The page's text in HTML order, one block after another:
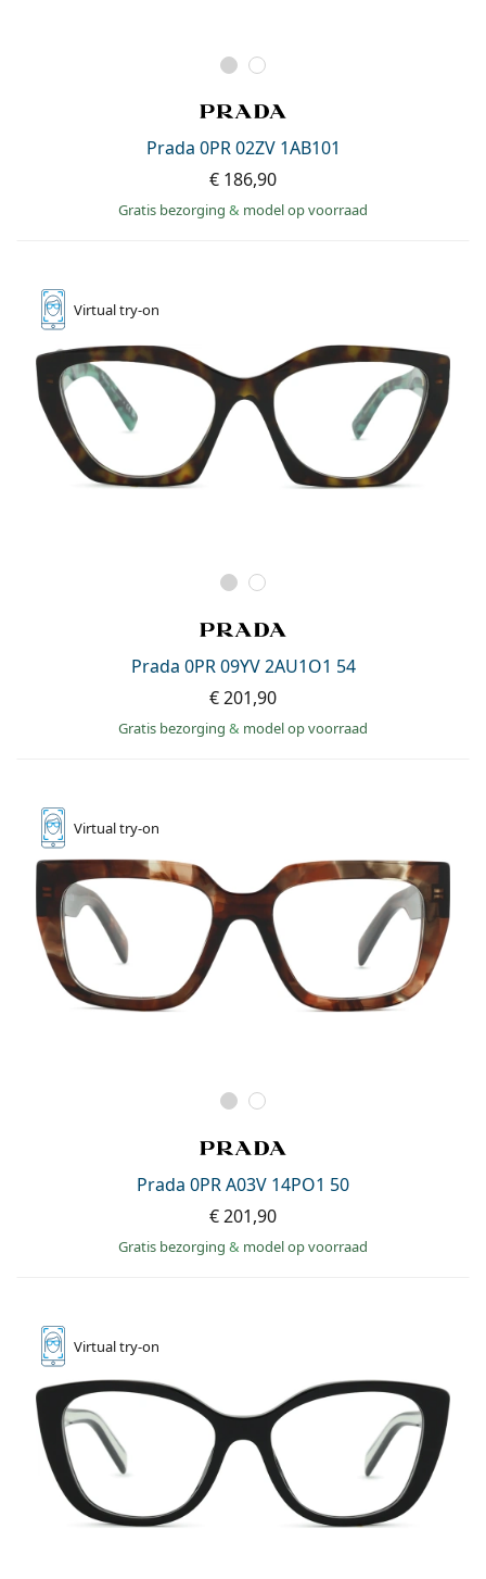
Prada 0PR 02ZV 1AB101
€ 186,90
Gratis bezorging & model op voorraad
Virtualtry-on
Prada 0PR 09YV 2AU1O1 54
€ 201,90
Gratis bezorging & model op voorraad
Virtualtry-on
Prada 0PR A03V 14PO1 50
€ 201,90
Gratis bezorging & model op voorraad
Virtualtry-on